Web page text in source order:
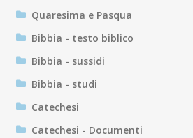
Quaresima e Pasqua
Bibbia - testo biblico
Bibbia - sussidi
Bibbia - studi
Catechesi
Catechesi - Documenti